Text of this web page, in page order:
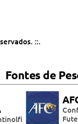
::.
Fontes de